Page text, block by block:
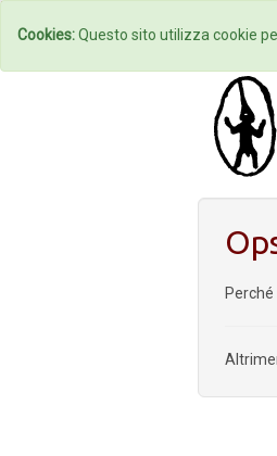
Cookies:Questo sito utilizza cookie